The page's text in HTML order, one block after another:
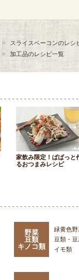
スライスベーコンのレシ
加工品のレシピ一覧
家飲み限定！ぱぱっと
るおつまみレシピ
野菜
豆類
キノコ類
緑黄色
豆類・
イモ類